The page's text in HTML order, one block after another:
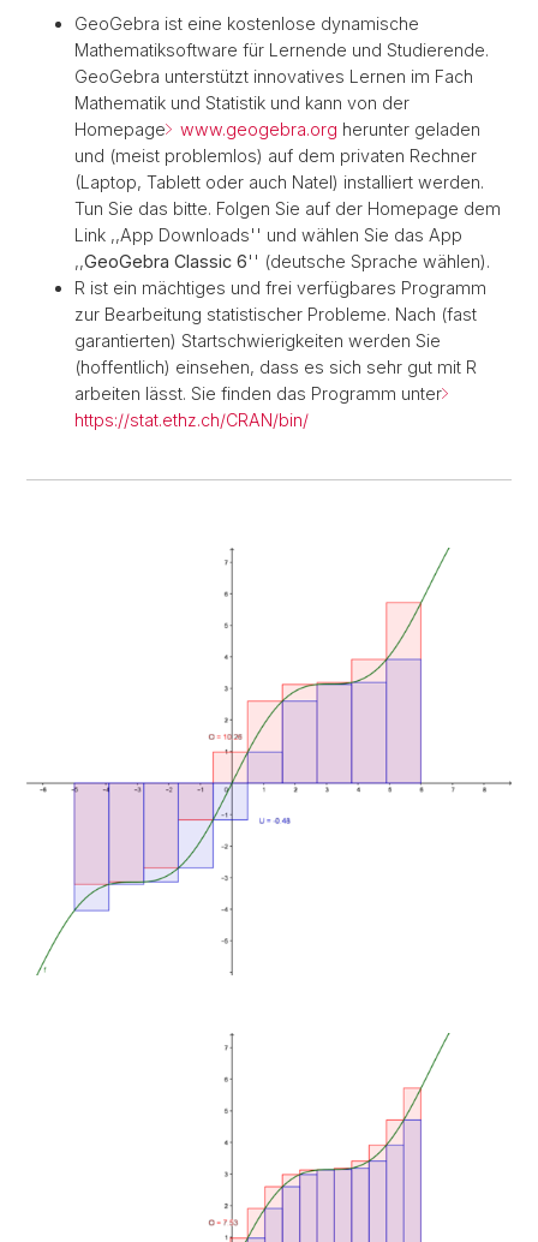
GeoGebra ist eine kostenlose dynamische
Mathematiksoftware für Lernende und Studierende.
GeoGebra unterstützt innovatives Lernen im Fach
Mathematik und Statistik und kann von der
Homepage
www.geogebra.org herunter geladen
und (meist problemlos) auf dem privaten Rechner
(Laptop, Tablett oder auch Natel) installiert werden.
Tun Sie das bitte. Folgen Sie auf der Homepage dem
Link ,,App Downloads'' und wählen Sie das App
,,GeoGebra Classic 6'' (deutsche Sprache wählen).
R ist ein mächtiges und frei verfügbares Programm
zur Bearbeitung statistischer Probleme. Nach (fast
garantierten) Startschwierigkeiten werden Sie
(hoffentlich) einsehen, dass es sich sehr gut mit R
arbeiten lässt. Sie finden das Programm unter
https://stat.ethz.ch/CRAN/bin/